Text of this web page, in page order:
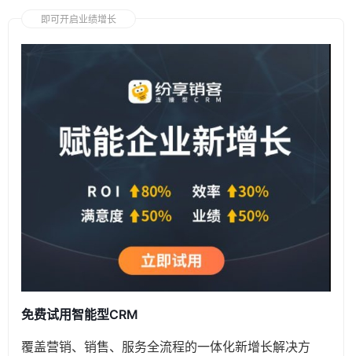
即可开启业绩增长
免费试用智能型CRM
覆盖营销、销售、服务全流程的一体化新增长解决方